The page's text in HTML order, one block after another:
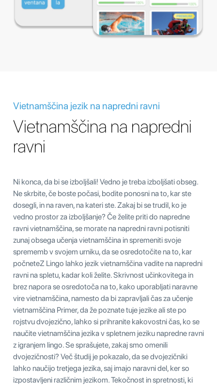
Vietnamščina jezik na napredni ravni
Vietnamščina na napredni
ravni
Ni konca, da bi se izboljšali! Vedno je treba izboljšati obseg.
Ne skrbite, če boste počasi, bodite ponosni na to, kar ste
dosegli, in na raven, na kateri ste. Zakaj bi se trudil, ko je
vedno prostor za izboljšanje? Če želite priti do napredne
ravni vietnamščina, se morate na napredni ravni potisniti
zunaj obsega učenja vietnamščina in spremeniti svoje
sprememb v svojem urniku, da se osredotočite na to, kar
počneteZ Lingo lahko jezik vietnamščina vadite na napredni
ravni na spletu, kadar koli želite. Skrivnost učinkovitega in
brez napora se osredotoča na to, kako uporabljati naravne
vire vietnamščina, namesto da bi zapravljali čas za učenje
vietnamščina Primer, da že poznate tuje jezike ali ste po
rojstvu dvojezično, lahko si prihranite kakovostni čas, ko se
naučite vietnamščina jezika v spletnem jeziku napredne ravni
z igranjem lingo. Se sprašujete, zakaj smo omenili
dvojezičnosti? Več študij je pokazalo, da se dvojezičniki
lahko naučijo tretjega jezika, saj imajo naravni del, ker so
izpostavljeni različnim jezikom. Tekočnost in spretnosti, ki